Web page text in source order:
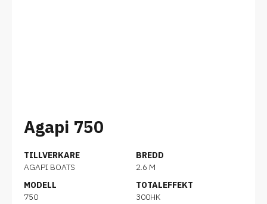
Agapi 750
TILLVERKARE
AGAPI BOATS
MODELL
750
BREDD
2.6 M
TOTALEFFEKT
300HK